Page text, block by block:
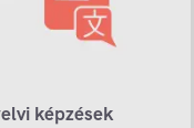
képzések